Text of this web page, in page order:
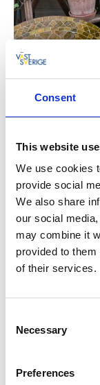
Consent
This website
We use cookies
provide social
We also share
our social
may combine it
provided to
of their services.
Selection
Necessary
Preferences
Här finns dels
mosaikbord
från La Querce
linnehanddukar
Spruzzi-
Italien ligger
Förutom
äppelodling här
de 500